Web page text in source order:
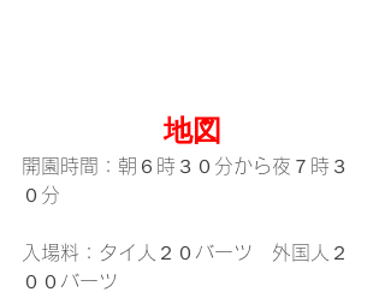
地図
開園時間：朝６時３０分から夜７時３
０分
入場料：タイ人２０バーツ　外国人２
００バーツ